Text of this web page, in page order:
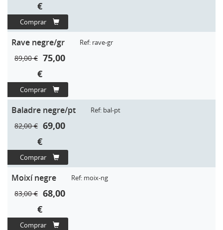
€
Comprar
Rave negre/gr Ref: rave-gr
89,00 € 75,00
€
Comprar
Baladre negre/pt Ref: bal-pt
82,00 € 69,00
€
Comprar
Moixí negre Ref: moix-ng
83,00 € 68,00
€
Comprar